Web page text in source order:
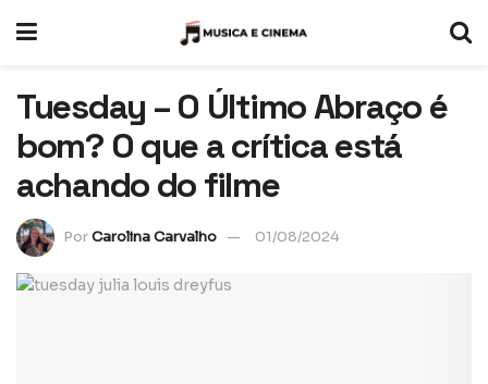
Tuesday – O Último Abraço é
bom? O que a crítica está
achando do filme
PorCarolina Carvalho 01/08/2024